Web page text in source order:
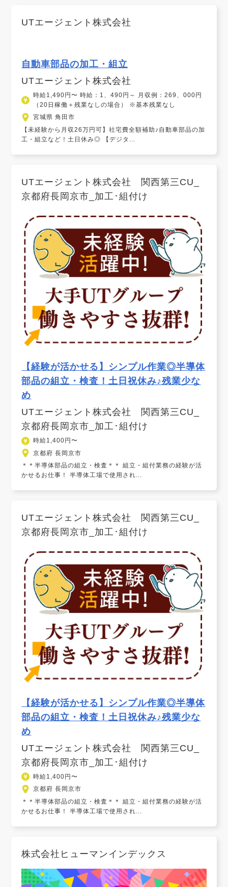
UTエージェント株式会社
自動車部品の加工・組立
UTエージェント株式会社
時給1,490円〜 時給：1、490円～ 月収例：269、000円
（20日稼働＋残業なしの場合） ※基本残業なし
宮城県 角田市
【未経験から月収26万円可】社宅費全額補助♪自動車部品の加
工・組立など！土日休み◎ 【デジタ...
UTエージェント株式会社 関西第三CU_
京都府長岡京市_加工･組付け
【経験が活かせる】シンプル作業◎半導体
部品の組立・検査！土日祝休み♪残業少な
め
UTエージェント株式会社 関西第三CU_
京都府長岡京市_加工･組付け
時給1,400円〜
京都府 長岡京市
＊＊半導体部品の組立・検査＊＊ 組立・組付業務の経験が活
かせるお仕事！ 半導体工場で使用され...
UTエージェント株式会社 関西第三CU_
京都府長岡京市_加工･組付け
【経験が活かせる】シンプル作業◎半導体
部品の組立・検査！土日祝休み♪残業少な
め
UTエージェント株式会社 関西第三CU_
京都府長岡京市_加工･組付け
時給1,400円〜
京都府 長岡京市
＊＊半導体部品の組立・検査＊＊ 組立・組付業務の経験が活
かせるお仕事！ 半導体工場で使用され...
株式会社ヒューマンインデックス